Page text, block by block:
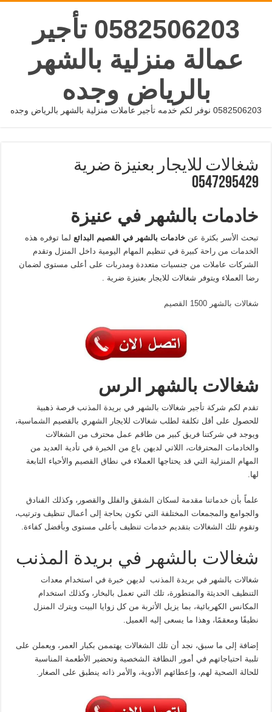
0582506203 تأجير
عمالة منزلية بالشهر
بالرياض وجده
0582506203 نوفر لكم خدمه تأجير عاملات منزلية بالشهر بالرياض وجده
شغالات للايجار بعنيزة ضرية
0547295429
خادمات بالشهر في عنيزة
تبحث الأسر بكثرة عنخادمات بالشهر في القصيم البدائع لما توفره هذه
الخدمات من راحة كبيرة في تنظيم المهام اليومية داخل المنزل وتقدم
الشركات عاملات من جنسيات متعددة ومدربات على أعلى مستوى لضمان
رضا العملاء ويتوفر شغالات للايجار بعنيزة ضرية .
شغالات بالشهر 1500 القصيم
شغالات بالشهر الرس
تقدم لكم شركة تأجير شغالات بالشهر في بريدة المذنب فرصة ذهبية
للحصول على أقل تكلفة لطلب شغالات للايجار الشهري بالقصيم الشماسية،
ويوجد في شركتنا فريق كبير من طاقم عمل محترف من الشغالات
والخادمات المحترفات، اللاتي لديهن باع من الخبرة في تأدية العديد من
المهام المنزلية التي قد يحتاجها العملاء في نطاق القصيم والأحياء التابعة
لها.
علماً بأن خدماتنا مقدمة لسكان الشقق والفلل والقصور، وكذلك الفنادق
والجوامع والمجمعات المختلفة التي تكون بحاجة إلى أعمال تنظيف وترتيب،
وتقوم تلك الشغالات بتقديم خدمات تنظيف بأعلى مستوى وبأفضل كفاءة.
شغالات بالشهر في بريدة المذنب
شغالات بالشهر في بريدة المذنب لديهن خبرة في استخدام معدات
التنظيف الحديثة والمتطورة، تلك التي تعمل بالبخار، وكذلك استخدام
المكانس الكهربائية، بما يزيل الأتربة من كل زوايا البيت ويترك المنزل
نظيفًا ومعقمًا، وهذا ما يسعى إليه العميل.
إضافة إلى ما سبق، نجد أن تلك الشغالات يهتممن بكبار العمر، ويعملن على
تلبية احتياجاتهم في أمور النظافة الشخصية وتحضير الأطعمة المناسبة
للحالة الصحية لهم، وإعطائهم الأدوية، والأمر ذاته ينطبق على الصغار.